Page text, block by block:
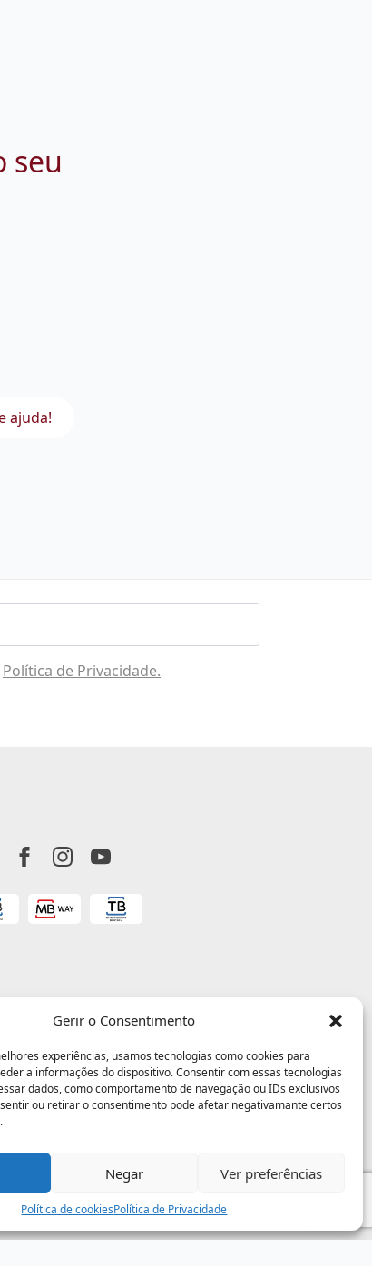
Gerir o Consentimento
experiências, usamos tecnologias como cookies para
a informações do dispositivo. Consentir com essas tecnologias
dados, como comportamento de navegação ou IDs exclusivos
ou retirar o consentimento pode afetar negativamante certos
Negar Ver preferências
Política de cookiesPolítica de Privacidade
seu
ajuda!
Política de Privacidade.